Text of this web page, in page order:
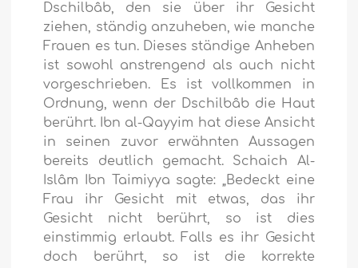
Dschilbâb, den sie über ihr Gesicht
ziehen, ständig anzuheben, wie manche
Frauen es tun. Dieses ständige Anheben
ist sowohl anstrengend als auch nicht
vorgeschrieben. Es ist vollkommen in
Ordnung, wenn der Dschilbâb die Haut
berührt. Ibn al-Qayyim hat diese Ansicht
in seinen zuvor erwähnten Aussagen
bereits deutlich gemacht. Schaich Al-
Islâm Ibn Taimiyya sagte: „Bedeckt eine
Frau ihr Gesicht mit etwas, das ihr
Gesicht nicht berührt, so ist dies
einstimmig erlaubt. Falls es ihr Gesicht
doch berührt, so ist die korrekte